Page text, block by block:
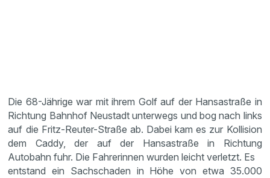
Die 68-Jährige war mit ihrem Golf auf der Hansastraße in
Richtung Bahnhof Neustadt unterwegs und bog nach links
auf die Fritz-Reuter-Straße ab. Dabei kam es zur Kollision
dem Caddy, der auf der Hansastraße in Richtung
Autobahn fuhr. Die Fahrerinnen wurden leicht verletzt. Es
entstand ein Sachschaden in Höhe von etwa 35.000